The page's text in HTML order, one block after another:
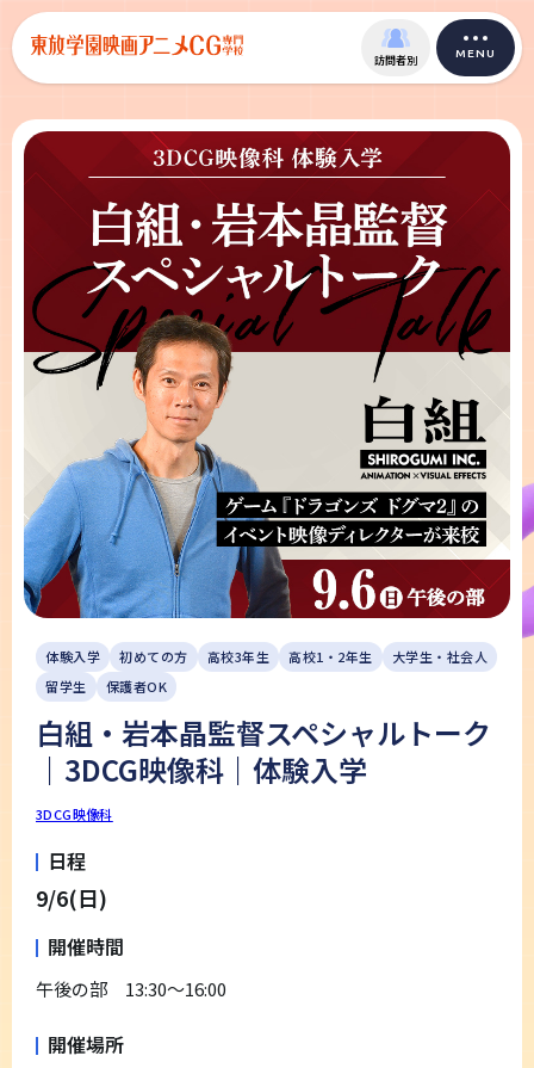
訪問者別 MENU
体験入学 初めての方 高校3年生 高校1・2年生
大学生・社会人
留学生
保護者OK
白組・岩本晶監督スペシャルトーク
｜3DCG映像科｜体験入学
3DCG映像科
日程
9/6(日)
開催時間
午後の部 13:30～16:00
開催場所